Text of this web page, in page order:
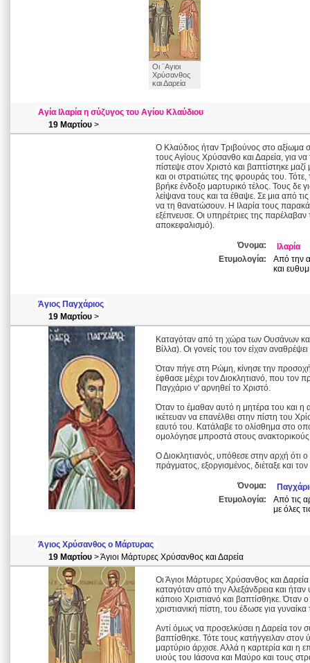
Οι ¨Αγιοι
Χρύσανθος
και Δαρεία
Αγία Ιλαρία η σύζυγος του Αγίου Κλαύδιου
19 Μαρτίου >
Ο Κλαύδιος ήταν Τριβούνος στο αξίωμα
τους Αγίους Χρύσανθο και Δαρεία, για να
πίστεψε στον Χριστό και βαπτίστηκε
και οι στρατιώτες της φρουράς του.
βρήκε ένδοξο μαρτυρικό τέλος. Τους δε
λείψανα τους και τα έθαψε. Σε μια από
να τη θανατώσουν. Η Ιλαρία τους
εξέπνευσε. Οι υπηρέτριες της
αποκεφαλισμό).
Όνομα:
Ιλαρία
Ετυμολογία:
Από την
και
Άγιος Παγχάριος
19 Μαρτίου >
Καταγόταν από τη χώρα των Oυσάνων
Βίλλα). Οι γονείς του τον είχαν
Όταν πήγε στη Ρώμη, κίνησε την
έφθασε μέχρι τον Διοκλητιανό, που τον
Παγχάριο ν' αρνηθεί το Χριστό.
Όταν το έμαθαν αυτό η μητέρα του και η
ικέτευαν να επανέλθει στην πίστη του
εαυτό του. Κατάλαβε το ολίσθημα στο
ομολόγησε μπροστά στους ανακτορικούς
Ο Διοκλητιανός, υπόθεσε στην αρχή ότι
πράγματος, εξοργισμένος, διέταξε και
Όνομα:
Ετυμολογία:
Από τις
με όλες
Άγιος Χρύσανθος ο Μάρτυρας
19 Μαρτίου > Άγιοι Μάρτυρες Χρύσανθος και Δαρεία
Οι Άγιοι Μάρτυρες Χρύσανθος και
καταγόταν από την Αλεξάνδρεια και
κάποιο Χριστιανό και βαπτίσθηκε. Όταν
χριστιανική πίστη, του έδωσε για
Αντί όμως να προσελκύσει η Δαρεία τον
βαπτίσθηκε. Τότε τους κατήγγειλαν
μαρτύριο άρχισε. Αλλά η καρτερία και η
υιούς του Ιάσονα και Μαύρο και τους